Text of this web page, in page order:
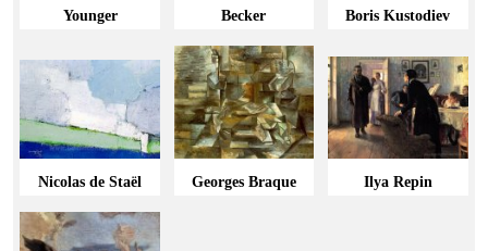
Younger
Becker
Boris Kustodiev
Nicolas de Staël Georges Braque Ilya Repin